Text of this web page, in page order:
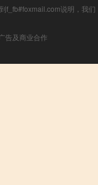
f_fb#foxmail.com说明，我们
告及商业合作